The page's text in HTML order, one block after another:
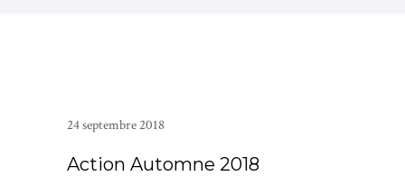
24 septembre 2018
Action Automne 2018